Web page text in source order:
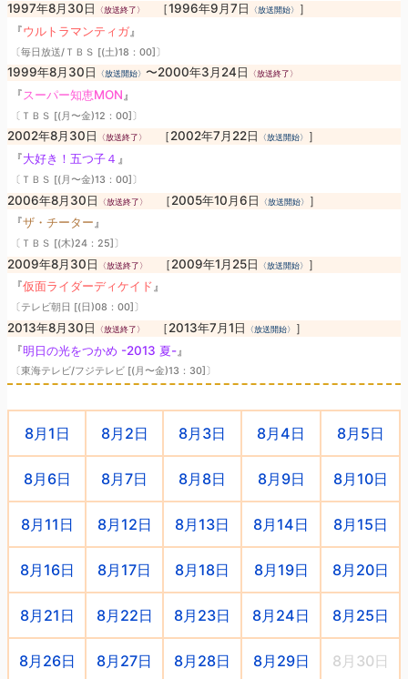
1997年8月30日 〈放送終了〉 ［1996年9月7日 〈放送開始〉
］
『ウルトラマンティガ』
〔毎日放送/ＴＢＳ [(土)18：00]〕
1999年8月30日 〈放送開始〉 〜2000年3月24日 〈放送終了〉
『スーパー知恵MON 』
〔ＴＢＳ [(月〜金)12：00]〕
2002年8月30日 〈放送終了〉 ［2002年7月22日 〈放送開始〉
］
『大好き！五つ子４ 』
〔ＴＢＳ [(月〜金)13：00]〕
2006年8月30日 〈放送終了〉 ［2005年10月6日 〈放送開始〉
］
『ザ・チーター』
〔ＴＢＳ [(木)24：25]〕
2009年8月30日 〈放送終了〉 ［2009年1月25日 〈放送開始〉
］
『仮面ライダーディケイド』
〔テレビ朝日 [(日)08：00]〕
2013年8月30日 〈放送終了〉 ［2013年7月1日 〈放送開始〉
］
『明日の光をつかめ -2013 夏-』
〔東海テレビ/フジテレビ [(月〜金)13：30]〕
8月1日 8月2日 8月3日 8月4日 8月5日
8月6日 8月7日 8月8日 8月9日 8月10日
8月11日 8月12日 8月13日 8月14日 8月15日
8月16日 8月17日 8月18日 8月19日 8月20日
8月21日 8月22日 8月23日 8月24日 8月25日
8月26日 8月27日 8月28日 8月29日 8月30日